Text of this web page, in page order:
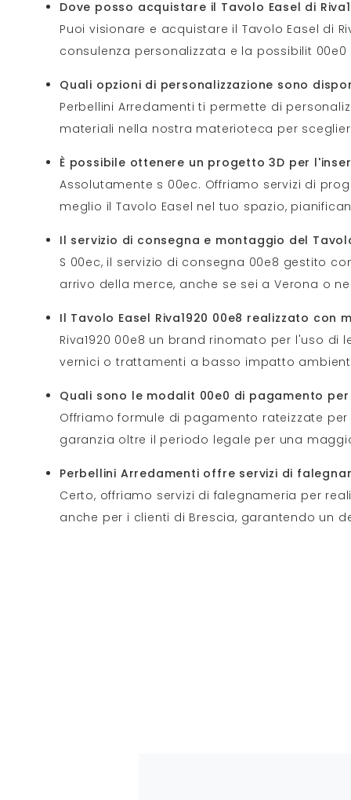
Dove posso acquistare il Tavolo Easel di
Puoi visionare e acquistare il Tavolo Easel di
consulenza personalizzata e la possibilit
Quali opzioni di personalizzazione sono
Perbellini Arredamenti ti permette di
materiali nella nostra materioteca per
È possibile ottenere un progetto 3D per
Assolutamente s 00ec. Offriamo servizi di
meglio il Tavolo Easel nel tuo spazio,
Il servizio di consegna e montaggio del
S 00ec, il servizio di consegna 00e8 gestito
arrivo della merce, anche se sei a Verona o
Il Tavolo Easel Riva1920 00e8 realizzato con
Riva1920 00e8 un brand rinomato per l'uso
vernici o trattamenti a basso impatto
Quali sono le modalit 00e0 di pagamento
Offriamo formule di pagamento rateizzate
garanzia oltre il periodo legale per una
Perbellini Arredamenti offre servizi di
Certo, offriamo servizi di falegnameria per
anche per i clienti di Brescia, garantendo un